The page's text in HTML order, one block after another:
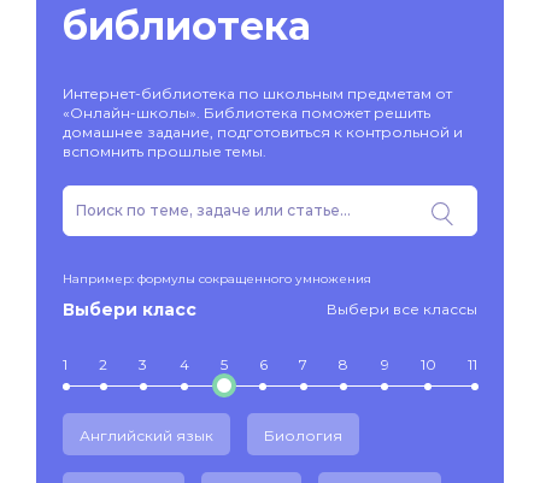
библиотека
Интернет-библиотека по школьным предметам от
«Онлайн-школы». Библиотека поможет решить
домашнее задание, подготовиться к контрольной и
вспомнить прошлые темы.
Например: формулы сокращенного умножения
Выбери класс Выбери все классы
1 2 3 4 5 6 7 8 9 10 11
Английский язык Биология